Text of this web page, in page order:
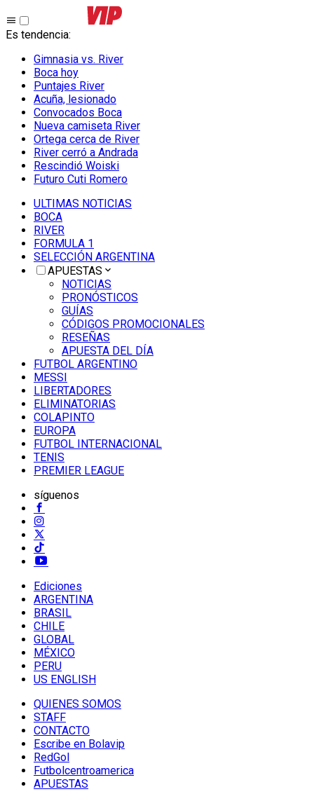
Es tendencia:
Gimnasia vs. River
Boca hoy
Puntajes River
Acuña, lesionado
Convocados Boca
Nueva camiseta River
Ortega cerca de River
River cerró a Andrada
Rescindió Woiski
Futuro Cuti Romero
ULTIMAS NOTICIAS
BOCA
RIVER
FORMULA 1
SELECCIÓN ARGENTINA
APUESTAS
NOTICIAS
PRONÓSTICOS
GUÍAS
CÓDIGOS PROMOCIONALES
RESEÑAS
APUESTA DEL DÍA
FUTBOL ARGENTINO
MESSI
LIBERTADORES
ELIMINATORIAS
COLAPINTO
EUROPA
FUTBOL INTERNACIONAL
TENIS
PREMIER LEAGUE
síguenos
Ediciones
ARGENTINA
BRASIL
CHILE
GLOBAL
MÉXICO
PERU
US ENGLISH
QUIENES SOMOS
STAFF
CONTACTO
Escribe en Bolavip
RedGol
Futbolcentroamerica
APUESTAS